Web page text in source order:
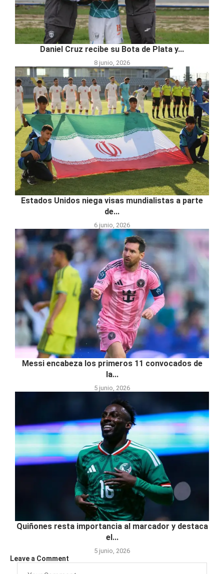
Daniel Cruz recibe su Bota de Plata y...
8 junio, 2026
Estados Unidos niega visas mundialistas a parte
de...
6 junio, 2026
Messi encabeza los primeros 11 convocados de
la...
5 junio, 2026
Quiñones resta importancia al marcador y destaca
el...
5 junio, 2026
Leave a Comment